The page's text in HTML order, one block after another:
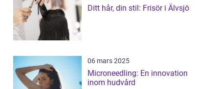
Ditt hår, din stil: Frisör i Älvsjö
06 mars 2025
Microneedling: En innovation
inom hudvård